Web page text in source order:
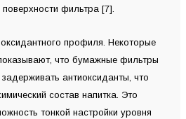
фильтра [7].
профиля. Некоторые
что бумажные фильтры
антиоксиданты, что
состав напитка. Это
тонкой настройки уровня